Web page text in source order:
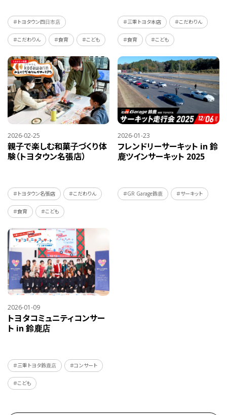
＃トヨタウン四日市店
＃こだわりん ＃食育 ＃こども
＃三重トヨタ本店 ＃こだわりん
＃食育 ＃こども
2026-02-25
親子で楽しむ和菓子づくり体
験（トヨタウン名張店）
＃トヨタウン名張店 ＃こだわりん
＃食育 ＃こども
2026-01-23
フレンドリーサーキット in 鈴
鹿ツインサーキット 2025
＃GR Garage鈴鹿 ＃サーキット
2026-01-09
トヨタコミュニティコンサー
ト in 鈴鹿店
＃三重トヨタ鈴鹿店 ＃コンサート
＃こども